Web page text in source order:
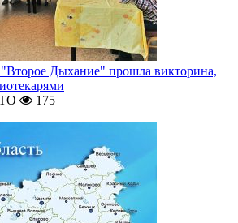
"Второе Дыхание" прошла викторина,
175